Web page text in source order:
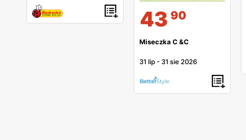
43 90
Miseczka C &C
31 lip - 31 sie 2026